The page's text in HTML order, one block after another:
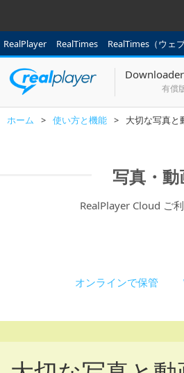
RealPlayer RealTimes RealTimes（ウェブ
有償
ホーム > 使い方と機能 > 大切な写真と
写真・
RealPlayer Cloud ご
オンラインで保管